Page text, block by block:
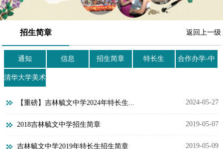
招生简章 返回上一级
通知 信息 招生简章 特长生 合作办学-中
清华大学美术
2024-05-27
【重磅】吉林毓文中学2024年特长生...
2019-05-07
2018吉林毓文中学招生简章
2019-05-09
吉林毓文中学2019年特长生招生简章